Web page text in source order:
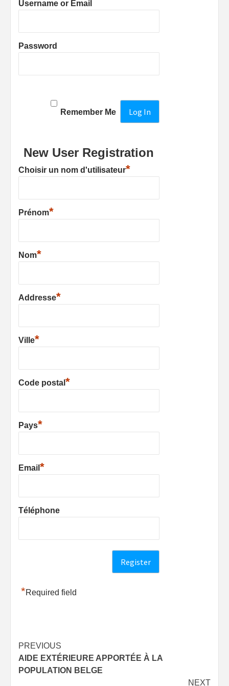
Username or Email
Password
Remember Me
New User Registration
Choisir un nom d'utilisateur*
Prénom*
Nom*
Addresse*
Ville*
Code postal *
Pays*
Email *
Téléphone
*Required field
Post
navigation
PREVIOUS
AIDE EXTÉRIEURE APPORTÉE À LA
POPULATION BELGE
NEXT